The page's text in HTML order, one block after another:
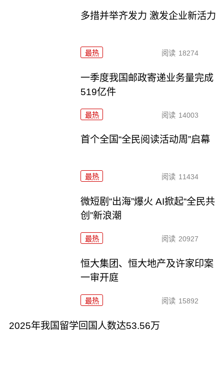
多措并举齐发力 激发企业新活力
最热 阅读 18274
一季度我国邮政寄递业务量完成
519亿件
最热 阅读 14003
首个全国“全民阅读活动周”启幕
最热 阅读 11434
微短剧“出海”爆火 AI掀起“全民共
创”新浪潮
最热 阅读 20927
恒大集团、恒大地产及许家印案
一审开庭
最热 阅读 15892
2025年我国留学回国人数达53.56万